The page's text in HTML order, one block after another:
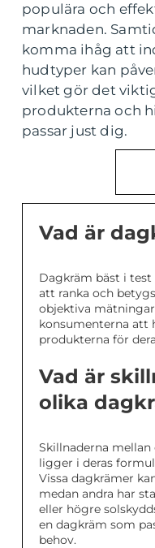
populära och
marknaden.
komma ihåg att
hudtyper kan
vilket gör det
produkterna och
passar just dig.
Vad är
Dagkräm bäst i
att ranka och
objektiva
konsumenterna att
produkterna för
Vad är
olika
Skillnaderna
ligger i deras
Vissa dagkrämer
medan andra har
eller högre
en dagkräm som
behov.